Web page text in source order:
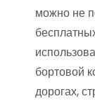
можно не
бортовой
дорогах,